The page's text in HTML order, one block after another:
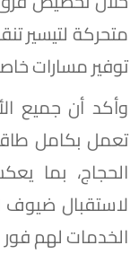
متحركة لتيسير
توفير مسارات
وأكد أن جميع
تعمل بكامل
الحجاج، بما
لاستقبال
الخدمات لهم